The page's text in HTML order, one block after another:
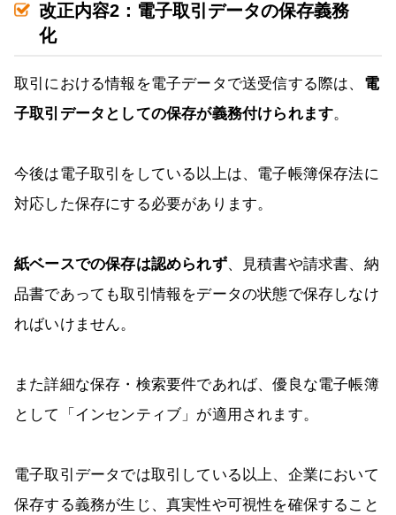
改正内容2：電子取引データの保存義務
化
取引における情報を電子データで送受信する際は、 電
子取引データとしての保存が義務付けられます。
今後は電子取引をしている以上は、電子帳簿保存法に
対応した保存にする必要があります。
紙ベースでの保存は認められず、見積書や請求書、納
品書であっても取引情報をデータの状態で保存しなけ
ればいけません。
また詳細な保存・検索要件であれば、優良な電子帳簿
として「インセンティブ」が適用されます。
電子取引データでは取引している以上、企業において
保存する義務が生じ、真実性や可視性を確保すること